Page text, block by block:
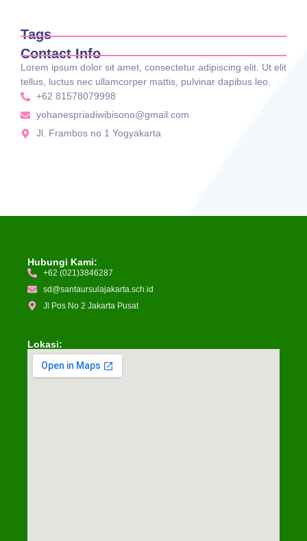
Tags
Contact Info
Lorem ipsum dolor sit amet, consectetur adipiscing elit. Ut elit
tellus, luctus nec ullamcorper mattis, pulvinar dapibus leo.
+62 81578079998
yohanespriadiwibisono@gmail.com
Jl. Frambos no 1 Yogyakarta
Hubungi Kami:
+62 (021)3846287
sd@santaursulajakarta.sch.id
Jl Pos No 2 Jakarta Pusat
Lokasi: